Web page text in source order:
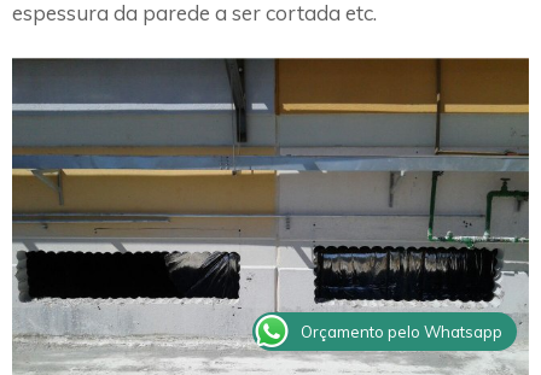
espessura da parede a ser cortada etc.
Orçamento pelo Whatsapp